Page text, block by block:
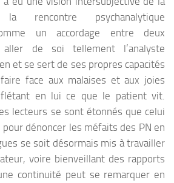
rencontre psychanalytique
un accordage entre deux
aller de soi tellement l’analyste
et se sert de ses propres capacités
faire face aux malaises et aux joies
en lui ce que le patient vit.
lecteurs se sont étonnés que celui
dénoncer les méfaits des PN en
se soit désormais mis à travailler
voire bienveillant des rapports
continuité peut se remarquer en